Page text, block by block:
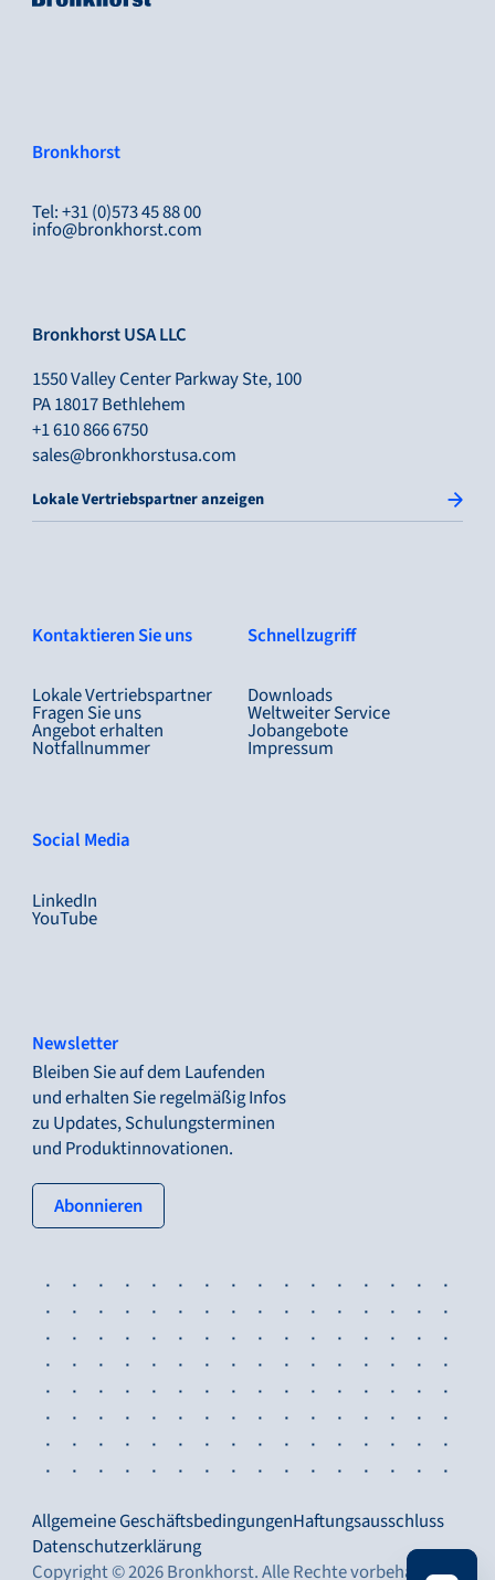
Bronkhorst
Tel: +31 (0)573 45 88 00
info@bronkhorst.com
Bronkhorst USA LLC
1550 Valley Center Parkway Ste, 100
PA 18017 Bethlehem
+1 610 866 6750
sales@bronkhorstusa.com
Lokale Vertriebspartner anzeigen
Kontaktieren Sie uns
Lokale Vertriebspartner
Fragen Sie uns
Angebot erhalten
Notfallnummer
Schnellzugriff
Downloads
Weltweiter Service
Jobangebote
Impressum
Social Media
LinkedIn
YouTube
Newsletter
Bleiben Sie auf dem Laufenden
und erhalten Sie regelmäßig Infos
zu Updates, Schulungsterminen
und Produktinnovationen.
Abonnieren: tertiary button
Copyright © 2026 Bronkhorst. Alle Rechte vorbehalten.
Allgemeine GeschäftsbedingungenHaftungsausschluss
Datenschutzerklärung